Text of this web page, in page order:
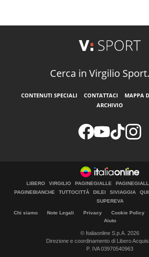
Cerca in Virgilio
CONTENUTI SPECIALI CONTATTACI MAPPA
ARCHIVIO
LIBERO VIRGILIO PAGINEGIALLE
PAGINEBIANCHE
TUTTOCITTÀ DILEI SIVIAGGIA
SUPEREVA
Chi siamo Note Legali Privacy Cookie Policy
Aiuto
© Italiaonline S.p.A. 2026
Direzione e coordinamento di Libero
P. IVA 03970540963